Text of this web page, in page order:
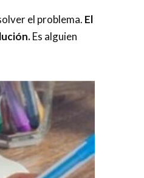
el problema. El
Es alguien